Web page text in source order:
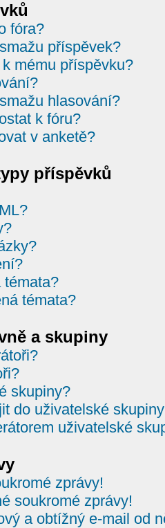
fóra?
příspěvek?
mému příspěvku?
hlasování?
k fóru?
v anketě?
příspěvků
témata?
témata?
a skupiny
skupiny?
do uživatelské
uživatelské
zprávy!
soukromé zprávy!
a obtížný e-mail od